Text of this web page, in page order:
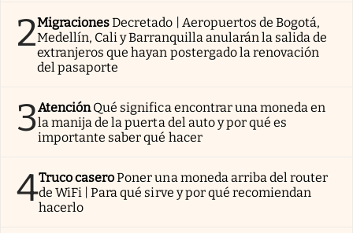
2MigracionesDecretado | Aeropuertos de Bogotá,
Medellín, Cali y Barranquilla anularán la salida de
extranjeros que hayan postergado la renovación
del pasaporte
3AtenciónQué significa encontrar una moneda en
la manija de la puerta del auto y por qué es
importante saber qué hacer
4Truco caseroPoner una moneda arriba del router
de WiFi | Para qué sirve y por qué recomiendan
hacerlo